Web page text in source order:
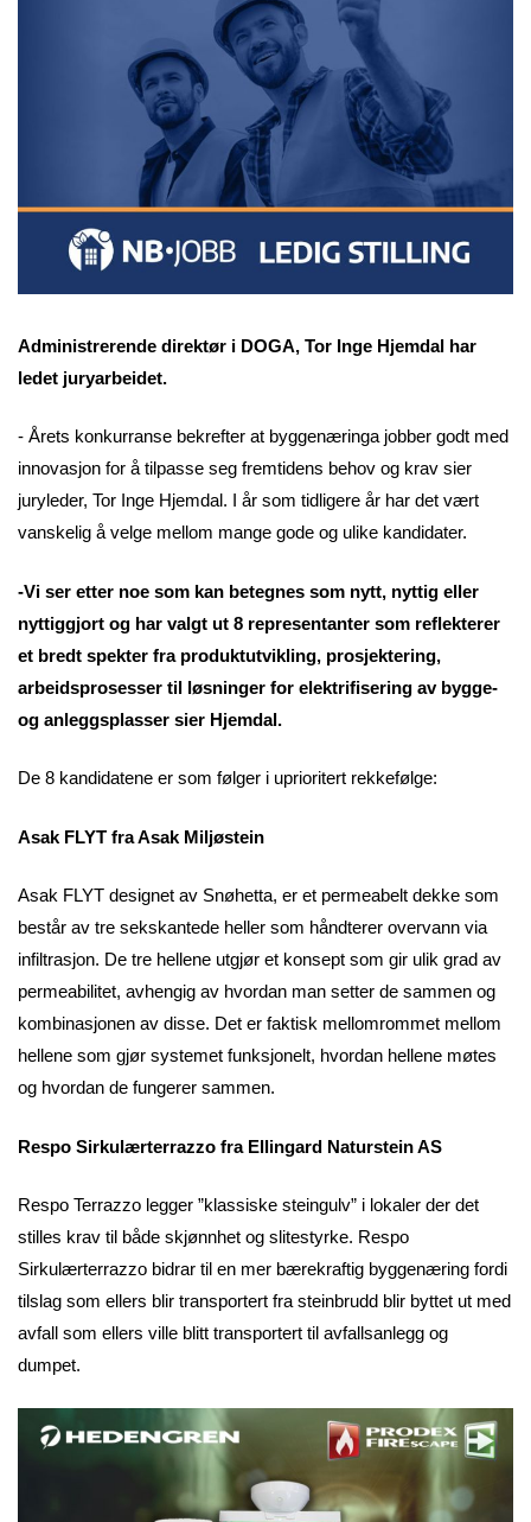
Administrerende direktør i DOGA, Tor Inge Hjemdal har
ledet juryarbeidet.
- Årets konkurranse bekrefter at byggenæringa jobber godt med
innovasjon for å tilpasse seg fremtidens behov og krav sier
juryleder, Tor Inge Hjemdal. I år som tidligere år har det vært
vanskelig å velge mellom mange gode og ulike kandidater.
-Vi ser etter noe som kan betegnes som nytt, nyttig eller
nyttiggjort og har valgt ut 8 representanter som reflekterer
et bredt spekter fra produktutvikling, prosjektering,
arbeidsprosesser til løsninger for elektrifisering av bygge-
og anleggsplasser sier Hjemdal.
De 8 kandidatene er som følger i uprioritert rekkefølge:
Asak FLYT fra Asak Miljøstein
Asak FLYT designet av Snøhetta, er et permeabelt dekke som
består av tre sekskantede heller som håndterer overvann via
infiltrasjon. De tre hellene utgjør et konsept som gir ulik grad av
permeabilitet, avhengig av hvordan man setter de sammen og
kombinasjonen av disse. Det er faktisk mellomrommet mellom
hellene som gjør systemet funksjonelt, hvordan hellene møtes
og hvordan de fungerer sammen.
Respo Sirkulærterrazzo fra Ellingard Naturstein AS
Respo Terrazzo legger ”klassiske steingulv” i lokaler der det
stilles krav til både skjønnhet og slitestyrke. Respo
Sirkulærterrazzo bidrar til en mer bærekraftig byggenæring fordi
tilslag som ellers blir transportert fra steinbrudd blir byttet ut med
avfall som ellers ville blitt transportert til avfallsanlegg og
dumpet.